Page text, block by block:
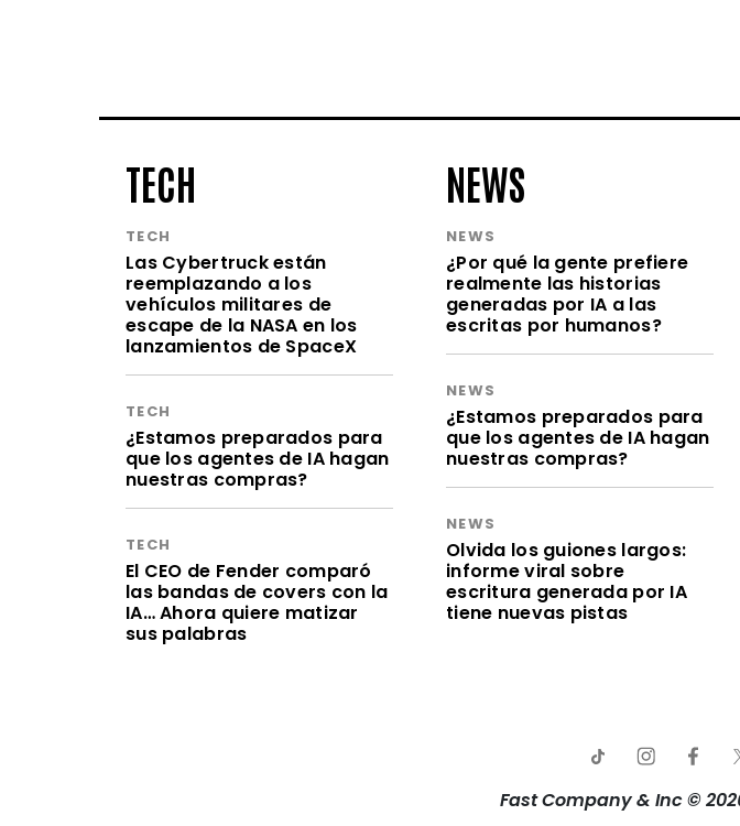
TECH
TECH
Las Cybertruck están
reemplazando a los
vehículos militares de
escape de la NASA en los
lanzamientos de SpaceX
TECH
¿Estamos preparados para
que los agentes de IA hagan
nuestras compras?
TECH
El CEO de Fender comparó
las bandas de covers con la
IA… Ahora quiere matizar
sus palabras
NEWS
NEWS
¿Por qué la gente prefiere
realmente las historias
generadas por IA a las
escritas por humanos?
NEWS
¿Estamos preparados para
que los agentes de IA hagan
nuestras compras?
NEWS
Olvida los guiones largos:
informe viral sobre
escritura generada por IA
tiene nuevas pistas
Fast Company & Inc ©